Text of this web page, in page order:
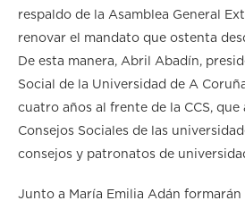
respaldo de la Asamblea General
renovar el mandato que ostenta
De esta manera, Abril Abadín,
Social de la Universidad de A
cuatro años al frente de la CCS, que
Consejos Sociales de las
consejos y patronatos de
Junto a María Emilia Adán